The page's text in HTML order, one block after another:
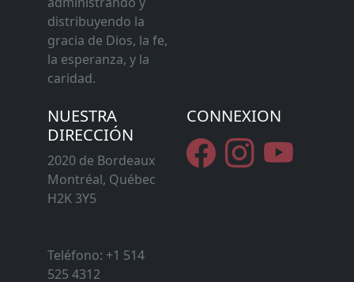
distribuyendo la
gracia de Dios, la fe,
la esperanza, y la
caridad.
NUESTRA
DIRECCIÓN
2020 de Bordeaux
Montréal, Québec
H2K 3Y5
Teléfono: +1 514
525 4312
CONNEXION